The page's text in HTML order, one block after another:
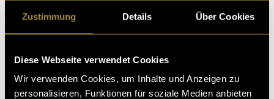
Zustimmung Details Über Cookies
Diese Webseite verwendet Cookies
Wir verwenden Cookies, um Inhalte und Anzeigen zu
personalisieren, Funktionen für soziale Medien anbieten